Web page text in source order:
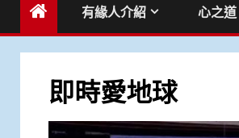
有緣人介紹 心之道
即時愛地球